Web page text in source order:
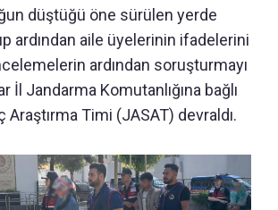
düştüğü öne sürülen yerde
ardından aile üyelerinin ifadelerini
ardından soruşturmayı
İl Jandarma Komutanlığına bağlı
Araştırma Timi (JASAT) devraldı.